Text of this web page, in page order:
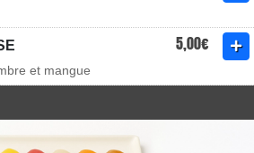
5,00€
et mangue